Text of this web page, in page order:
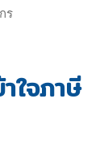
ร
ใจภาษี